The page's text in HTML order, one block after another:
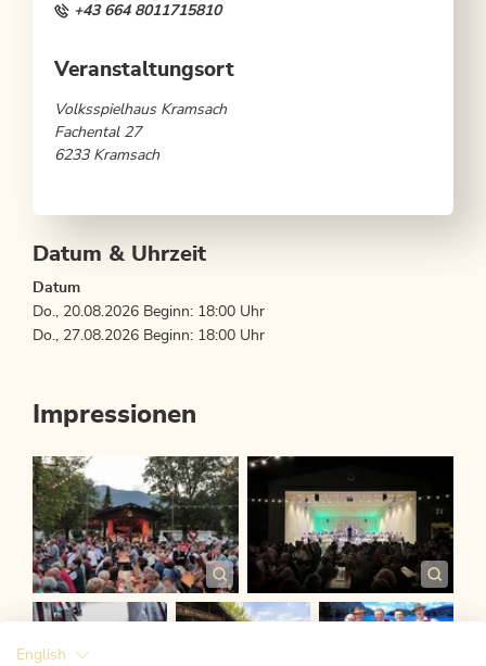
Datum & Uhrzeit
Datum
Do., 20.08.2026 Beginn: 18:00 Uhr
Do., 27.08.2026 Beginn: 18:00 Uhr
Impressionen
+43 664 8011715810
Veranstaltungsort
Volksspielhaus Kramsach
Fachental 27
6233 Kramsach
English